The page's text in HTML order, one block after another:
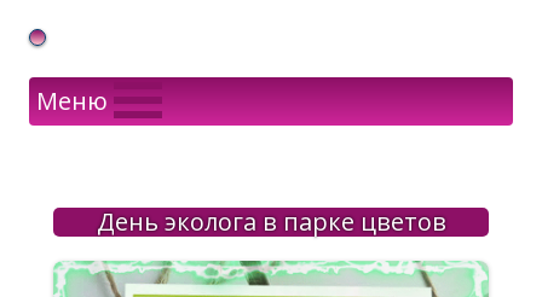
Gif Открытки в подарок
Меню
День эколога в парке цветов